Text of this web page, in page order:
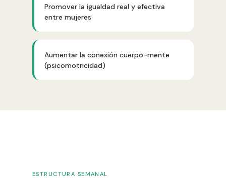
Promover la igualdad real y efectiva
entre mujeres
Aumentar la conexión cuerpo-mente
(psicomotricidad)
ESTRUCTURA SEMANAL